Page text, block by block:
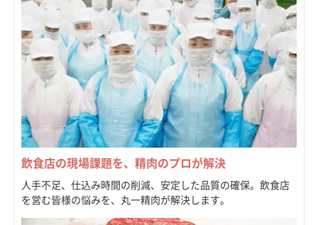
飲食店の現場課題を、精肉のプロが解決
人手不足、仕込み時間の削減、安定した品質の確保。飲食店
を営む皆様の悩みを、丸一精肉が解決します。